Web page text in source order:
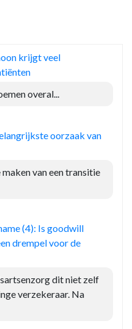
krijgt veel
overal...
oorzaak van
van een transitie
(4): Is goodwill
drempel voor de
dit niet zelf
verzekeraar. Na